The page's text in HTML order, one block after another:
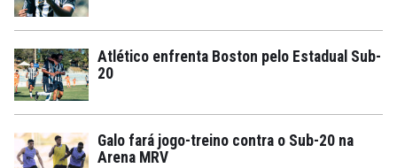
Atlético enfrenta Boston pelo Estadual Sub-
20
Galo fará jogo-treino contra o Sub-20 na
Arena MRV